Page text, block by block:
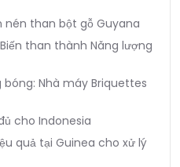
nén than bột gỗ Guyana
than thành Năng lượng
Nhà máy Briquettes
cho Indonesia
quả tại Guinea cho xử lý